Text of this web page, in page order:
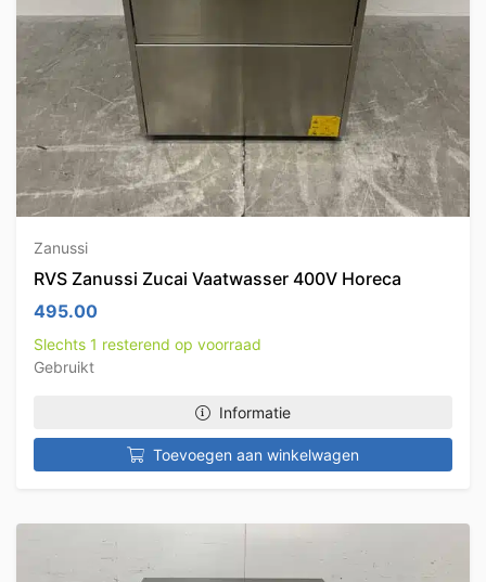
Zanussi
RVS Zanussi Zucai Vaatwasser 400V Horeca
495.00
Slechts 1 resterend op voorraad
Gebruikt
Informatie
Toevoegen aan winkelwagen